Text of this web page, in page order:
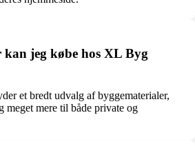
jeg købe hos XL Byg
et bredt udvalg af byggematerialer,
mere til både private og